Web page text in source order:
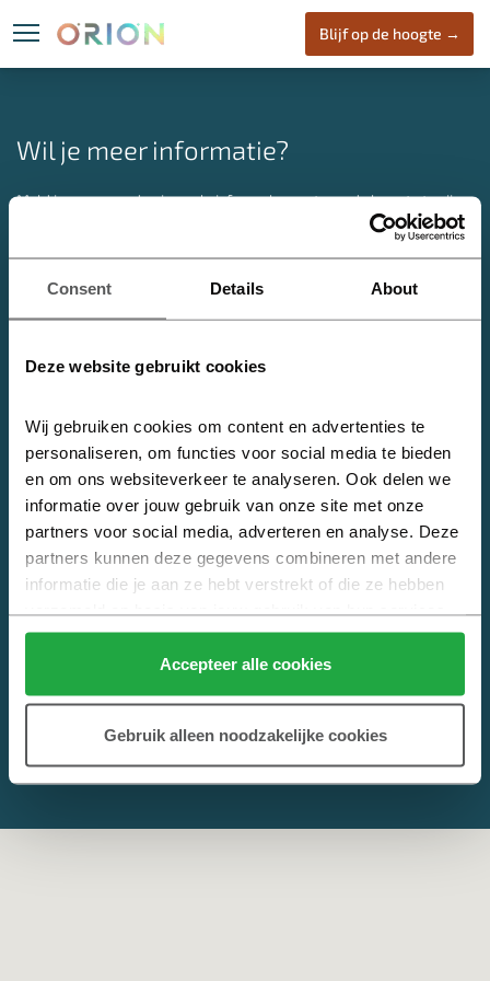
Consent Details About
Deze website gebruikt cookies
Wij gebruiken cookies om content en advertenties te
personaliseren, om functies voor social media te bieden
en om ons websiteverkeer te analyseren. Ook delen we
informatie over jouw gebruik van onze site met onze
partners voor social media, adverteren en analyse. Deze
partners kunnen deze gegevens combineren met andere
informatie die je aan ze hebt verstrekt of die ze hebben
verzameld op basis van jouw gebruik van hun services.
Klik hier voor meer informatie over ons cookiebeleid.
Accepteer alle cookies
Gebruik alleen noodzakelijke cookies
Blijf op de hoogte →
Wil je meer informatie?
Meld je aan voor de nieuwsbrief om als eerste op de hoogte te zijn
Heijmans Vastgoed B.V. | Marith Houweling
info@oriondenhaag.nl
Binckhorst, komt ORION. Een initiatief van Heijmans met circa 2.000
m2 aan bedrijvigheid en 180 koopappartementen. ORION opent
jouw universum!
Alles weten over nieuwbouw? Kijk opHeijmans Nieuwbouw. Jouw
online hulp bij het kopen van een nieuwbouwwoning.
© 2026 Copyright Heijmans
Privacy,CookiesenDisclaimer
ORION